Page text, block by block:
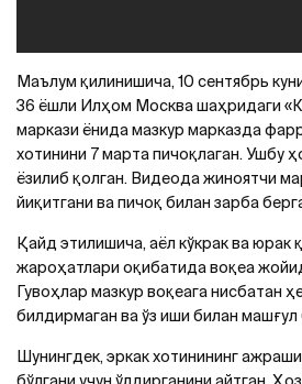
Маълум қилинишича, 10 сентябрь
36 ёшли Илҳом Москва шаҳридаги
маркази ёнида мазкур марказда
хотинини 7 марта пичоқлаган. Ушбу
ёзилиб қолган. Видеода жиноятчи
йиқитгани ва пичоқ билан зарба
Қайд этилишича, аёл кўкрак ва юрак
жароҳатлари оқибатида воқеа
Гувоҳлар мазкур воқеага нисбатан
билдирмаган ва ўз иши билан машғул
Шунингдек, эркак хотинининг